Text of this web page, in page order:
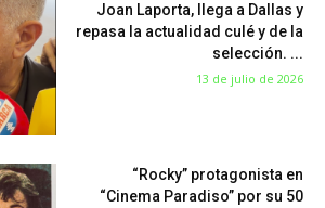
Joan Laporta, llega a Dallas y
repasa la actualidad culé y de la
selección. ...
13 de julio de 2026
“Rocky” protagonista en
“Cinema Paradiso” por su 50